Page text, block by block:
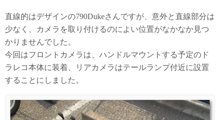
直線的はデザインの790Dukeさんですが、意外と直線部分は
少なく、カメラを取り付けるのによい位置がなかなか見つ
かりませんでした。
今回はフロントカメラは、ハンドルマウントする予定のド
ラレコ本体に装着、リアカメラはテールランプ付近に設置
することにしました。